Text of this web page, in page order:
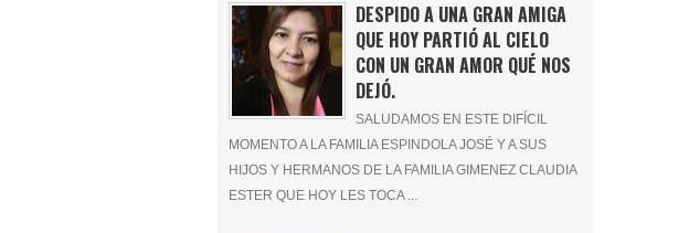
DESPIDO A UNA GRAN AMIGA
QUE HOY PARTIÓ AL CIELO
CON UN GRAN AMOR QUÉ NOS
DEJÓ.
SALUDAMOS EN ESTE DIFÍCIL
MOMENTO A LA FAMILIA ESPINDOLA JOSÉ Y A SUS
HIJOS Y HERMANOS DE LA FAMILIA GIMENEZ CLAUDIA
ESTER QUE HOY LES TOCA ...